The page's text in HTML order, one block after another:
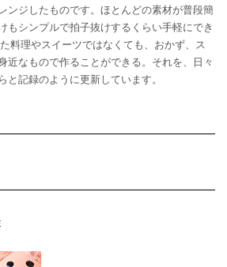
ンジしたものです。ほとんどの素材が普段簡
もシンプルで拍子抜けするくらい手軽にでき
料理やスイーツではなくても、おかず、ス
近なもので作ることができる。それを、日々
と記録のように更新しています。